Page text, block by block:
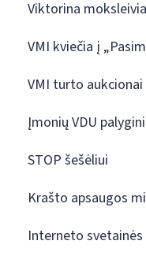
Viktorina
VMI kviečia į
VMI turto aukcionai
Įmonių VDU
STOP šešėliui
Krašto apsaugos
Interneto